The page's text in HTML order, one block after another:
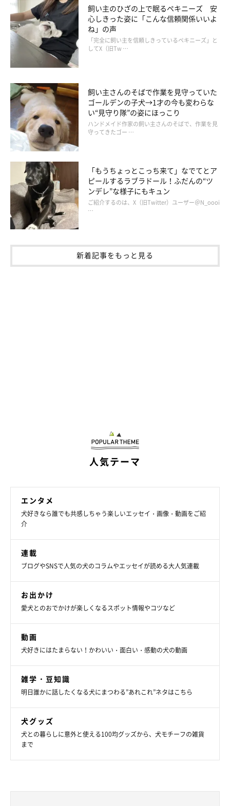
飼い主のひざの上で眠るペキニーズ 安
心しきった姿に「こんな信頼関係いいよ
ね」の声
「完全に飼い主を信頼しきっているペキニーズ」と
してX（旧Tw …
飼い主さんのそばで作業を見守っていた
ゴールデンの子犬→1才の今も変わらな
い“見守り隊”の姿にほっこり
ハンドメイド作家の飼い主さんのそばで、作業を見
守ってきたゴー …
「もうちょっとこっち来て」なでてとア
ピールするラブラドール！ふだんの“ツ
ンデレ”な様子にもキュン
ご紹介するのは、X（旧Twitter）ユーザー＠N_oooi
…
新着記事をもっと見る
人気テーマ
エンタメ
犬好きなら誰でも共感しちゃう楽しいエッセイ・画像・動画をご紹
介
連載
ブログやSNSで人気の犬のコラムやエッセイが読める大人気連載
お出かけ
愛犬とのおでかけが楽しくなるスポット情報やコツなど
動画
犬好きにはたまらない！かわいい・面白い・感動の犬の動画
雑学・豆知識
明日誰かに話したくなる犬にまつわる”あれこれ”ネタはこちら
犬グッズ
犬との暮らしに意外と使える100均グッズから、犬モチーフの雑貨
まで